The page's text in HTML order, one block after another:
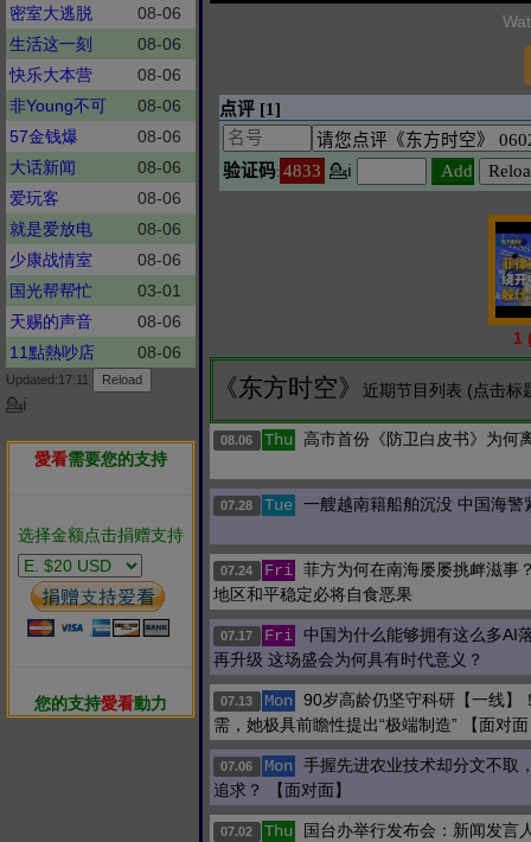
密室大逃脱
08-06
生活这一刻
08-06
快乐大本营
08-06
非Young不可
08-06
57金钱爆
08-06
大话新闻
08-06
爱玩客
08-06
就是爱放电
08-06
少康战情室
08-06
国光帮帮忙
03-01
天赐的声音
08-06
11點熱吵店
08-06
Updated:17:11
💁ℹ
愛看需要您的支持
选择金额点击捐赠支持
您的支持愛看動力
1
《东方时空》 近期节目列表 (点击标
08.06 Thu 高市首份《防卫白皮书》为何
07.28 Tue 一艘越南籍船舶沉没 中国海警
07.24 Fri 菲方为何在南海屡屡挑衅滋事
地区和平稳定必将自食恶果
07.17 Fri 中国为什么能够拥有这么多AI
再升级 这场盛会为何具有时代意义？
07.13 Mon
90岁高龄仍坚守科研【一线】
需，她极具前瞻性提出“极端制造” 【面对面
07.06 Mon
手握先进农业技术却分文不取
追求？ 【面对面】
07.02 Thu
国台办举行发布会：新闻发言